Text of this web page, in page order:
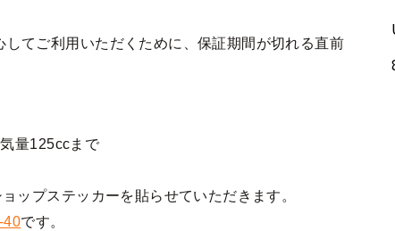
てご利用いただくために、保証期間が切れる直前
量125ccまで
ップステッカーを貼らせていただきます。
40です。